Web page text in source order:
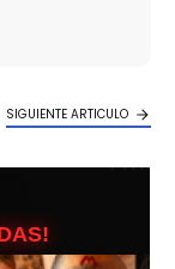
SIGUIENTE ARTICULO